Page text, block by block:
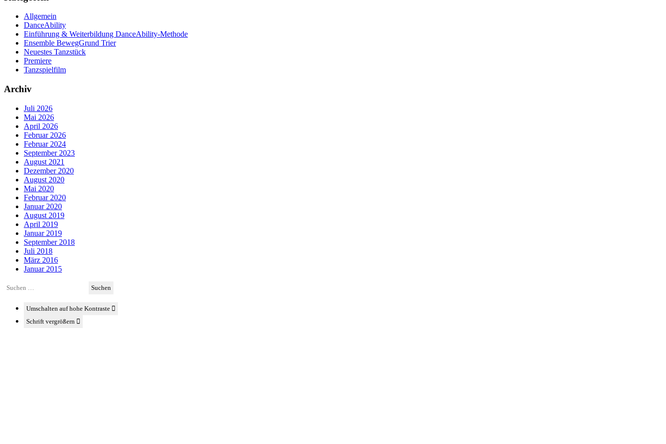
Allgemein
DanceAbility
Einführung & Weiterbildung DanceAbility-Methode
Ensemble BewegGrund Trier
Neuestes Tanzstück
Premiere
Tanzspielfilm
Archiv
Juli 2026
Mai 2026
April 2026
Februar 2026
Februar 2024
September 2023
August 2021
Dezember 2020
August 2020
Mai 2020
Februar 2020
Januar 2020
August 2019
April 2019
Januar 2019
September 2018
Juli 2018
März 2016
Januar 2015
Suchen
Umschalten auf hohe Kontraste
Schrift vergrößern